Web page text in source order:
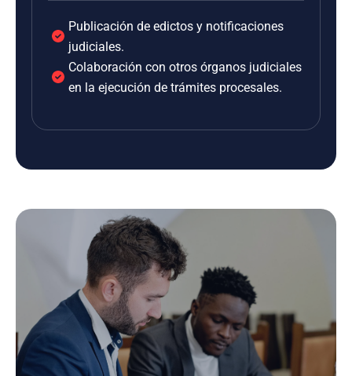
Publicación de edictos y notificaciones
judiciales.
Colaboración con otros órganos judiciales
en la ejecución de trámites procesales.